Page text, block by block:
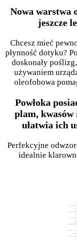
Nowa warstwa
jeszcze
Chcesz mieć
płynność dotyku?
doskonały
używaniem
oleofobowa
Powłoka
plam,
ułatwia ich
Perfekcyjne
idealnie